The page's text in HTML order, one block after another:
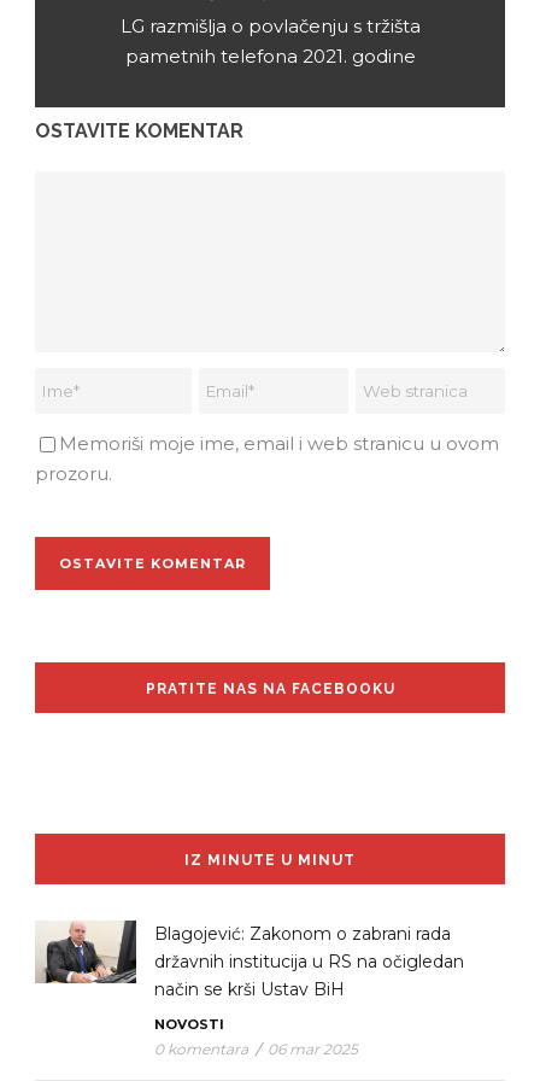
LG razmišlja o povlačenju s tržišta
pametnih telefona 2021. godine
OSTAVITE KOMENTAR
Memoriši moje ime, email i web stranicu u ovom
prozoru.
PRATITE NAS NA FACEBOOKU
IZ MINUTE U MINUT
Blagojević: Zakonom o zabrani rada
državnih institucija u RS na očigledan
način se krši Ustav BiH
NOVOSTI
0 komentara / 06 mar 2025